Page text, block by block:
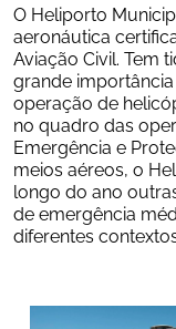
O Heliporto
aeronáutica
Aviação Civil. Tem
grande
operação de
no quadro das
Emergência e
meios aéreos, o
longo do ano
de emergência
diferentes